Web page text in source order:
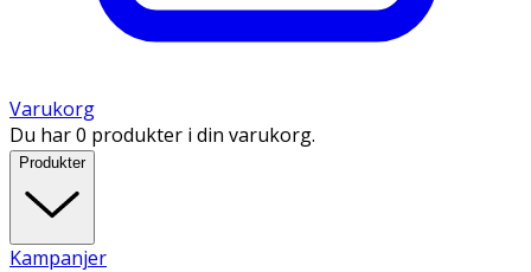
Varukorg
Du har 0 produkter i din varukorg.
Produkter
Kampanjer